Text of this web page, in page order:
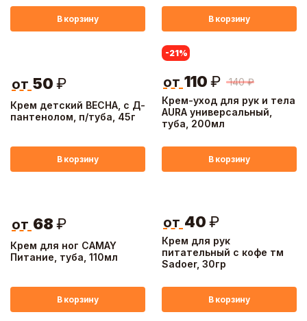
В корзину
комплексный,туба, 75мл
В корзину
Крем детский ВЕСНА, с Д-
пантенолом, п/туба, 45г
от 50 ₽
В корзину
Крем-уход для рук и тела
AURA универсальный,
туба, 200мл
-21%
140 ₽
от 110 ₽
В корзину
Крем для ног CAMAY
Питание, туба, 110мл
от 68 ₽
В корзину
Крем для рук
питательный с кофе тм
Sadoer, 30гр
от 40 ₽
В корзину